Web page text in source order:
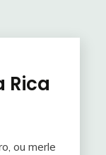
Rica
ou merle